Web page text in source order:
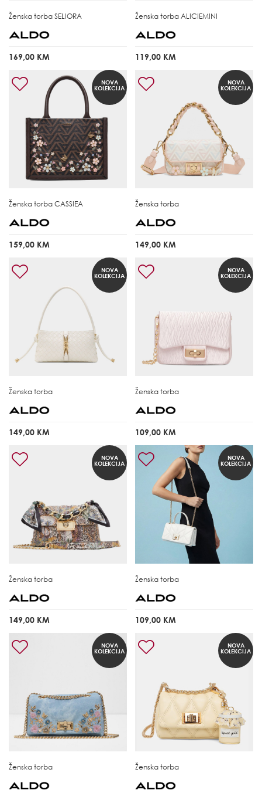
Ženska torba SELIORA
169,00 KM
Ženska torba ALICIEMINI
119,00 KM
NOVA
KOLEKCIJA
Ženska torba CASSIEA
159,00 KM
NOVA
KOLEKCIJA
Ženska torba
149,00 KM
NOVA
KOLEKCIJA
Ženska torba
149,00 KM
NOVA
KOLEKCIJA
Ženska torba
109,00 KM
NOVA
KOLEKCIJA
Ženska torba
149,00 KM
NOVA
KOLEKCIJA
Ženska torba
109,00 KM
NOVA
KOLEKCIJA
Ženska torba
NOVA
KOLEKCIJA
Ženska torba